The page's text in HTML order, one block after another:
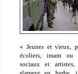
« Jeunes et vieux,
écoliers, imam ou
sociaux et